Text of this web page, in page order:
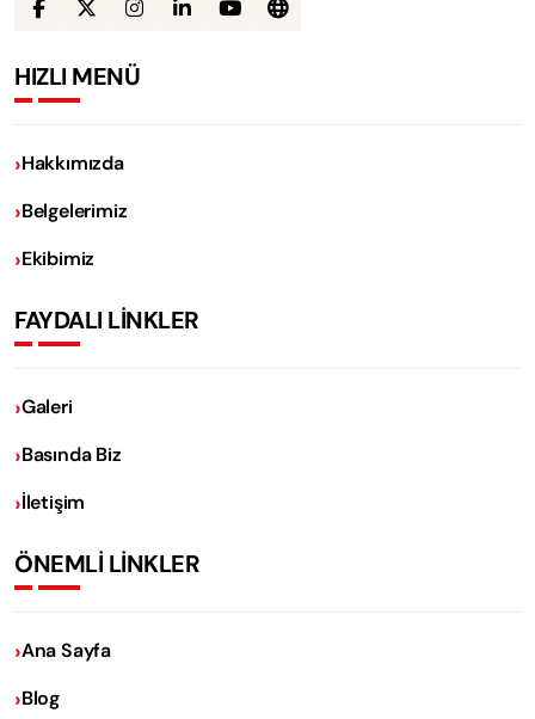
HIZLI MENÜ
Hakkımızda
Belgelerimiz
Ekibimiz
FAYDALI LİNKLER
Galeri
Basında Biz
İletişim
ÖNEMLİ LİNKLER
Ana Sayfa
Blog